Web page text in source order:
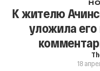
К жителю
уложила его
18